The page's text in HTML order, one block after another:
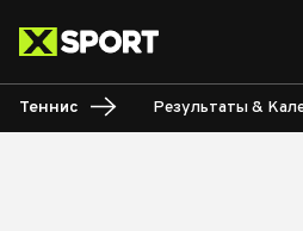
Теннис Результаты &